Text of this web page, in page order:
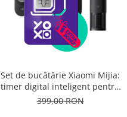
Set de bucătărie Xiaomi Mijia:
timer digital inteligent pentru
gatit, cântar de bucătărie,
399,00 RON